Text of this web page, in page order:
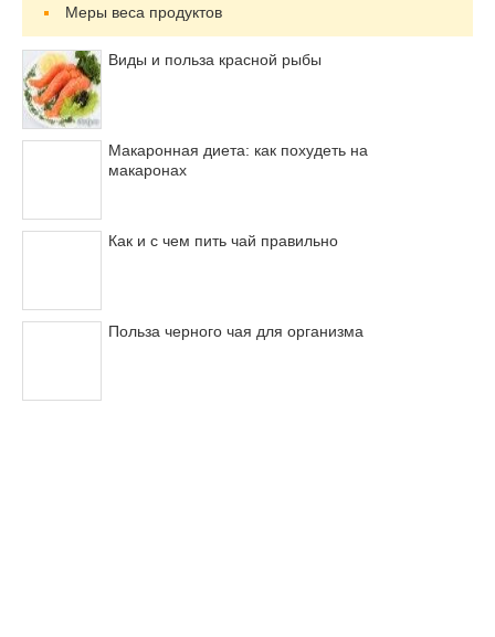
Меры веса продуктов
Виды и польза красной рыбы
Макаронная диета: как похудеть на
макаронах
Как и с чем пить чай правильно
Польза черного чая для организма